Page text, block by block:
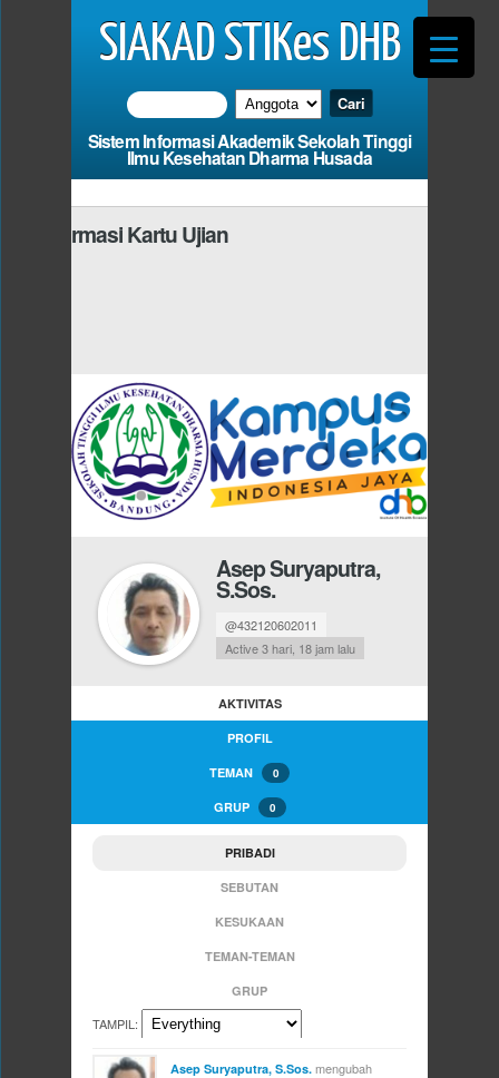
SIAKAD STIKes DHB
Sistem Informasi Akademik Sekolah Tinggi
Ilmu Kesehatan Dharma Husada
Informasi Kartu Ujian
Asep Suryaputra,
S.Sos.
@432120602011
Active 3 hari, 18 jam lalu
AKTIVITAS
PROFIL
TEMAN 0
GRUP 0
PRIBADI
SEBUTAN
KESUKAAN
TEMAN-TEMAN
GRUP
TAMPIL:
Asep Suryaputra, S.Sos. mengubah